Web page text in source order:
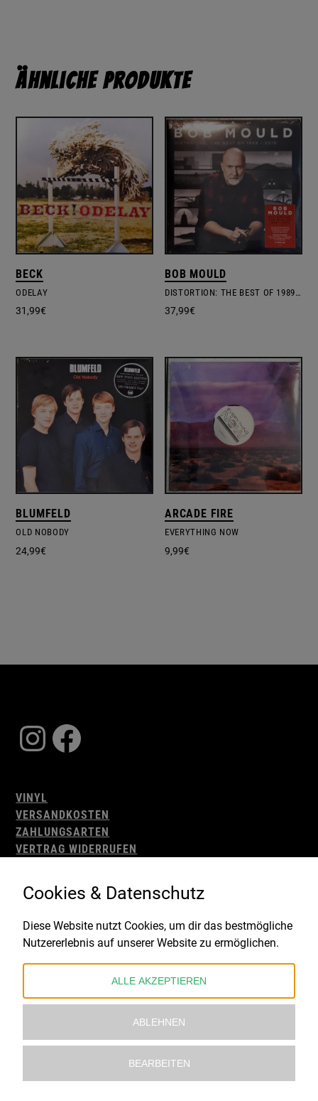
Ähnliche Produkte
BECK
ODELAY
31,99€
BOB MOULD
DISTORTION: THE BEST OF 1989 – 2019
37,99€
BLUMFELD
OLD NOBODY
24,99€
ARCADE FIRE
EVERYTHING NOW
9,99€
Instagram
Facebook
VINYL
VERSANDKOSTEN
ZAHLUNGSARTEN
VERTRAG WIDERRUFEN
WIDERRUFSBELEHRUNG
IMPRESSUM
Gefördert durch:
Cookies & Datenschutz
Diese Website nutzt Cookies, um dir das bestmögliche
Nutzererlebnis auf unserer Website zu ermöglichen.
ALLE AKZEPTIEREN
ABLEHNEN
BEARBEITEN